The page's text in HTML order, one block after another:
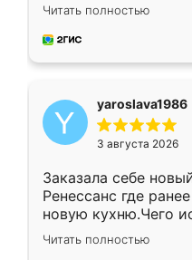
довольны работой.
мебель за
Читать полностью
yaroslava1986
3 августа 2026
Заказала себе
Ренессанс где
новую кухню.Чего
вполне довольна.
два года, нареканий
Читать полностью